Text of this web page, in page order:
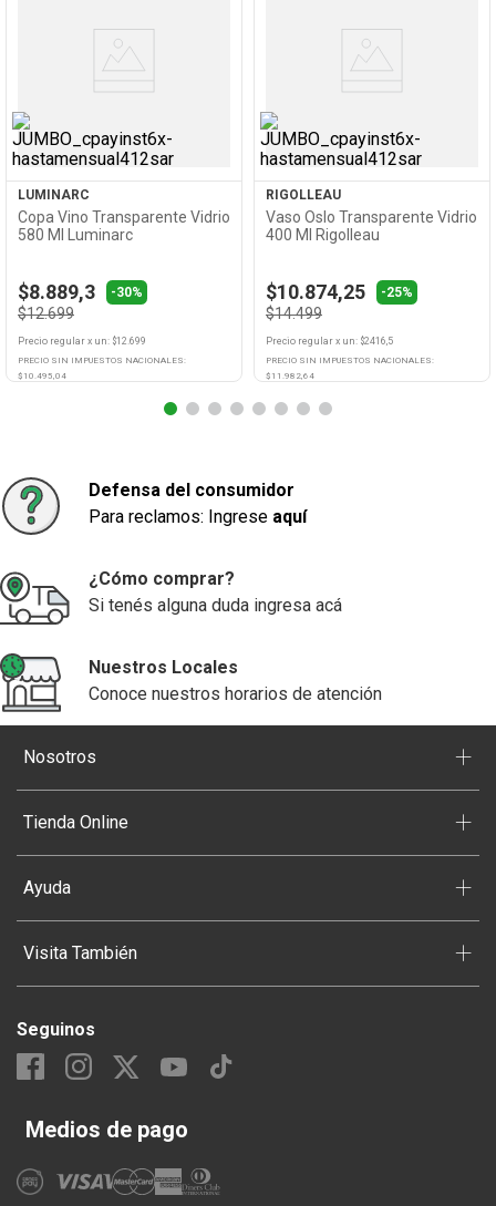
Ver
Producto
LUMINARC
Copa Vino Transparente Vidrio
580 Ml Luminarc
$8.889,3 -30%
$12.699
Precio regular x un: $12.699
PRECIO SIN IMPUESTOS NACIONALES:
$ 10.495,04
Ver
Producto
RIGOLLEAU
Vaso Oslo Transparente Vidrio
400 Ml Rigolleau
$10.874,25 -25%
$14.499
Precio regular x un: $2416,5
PRECIO SIN IMPUESTOS NACIONALES:
$ 11.982,64
Defensa del consumidor
Para reclamos: Ingrese aquí
¿Cómo comprar?
Si tenés alguna duda ingresa acá
Nuestros Locales
Conoce nuestros horarios de atención
Nosotros +
Tienda Online +
Ayuda +
Visita También +
Seguinos
Medios de pago